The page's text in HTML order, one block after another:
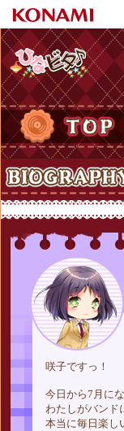
ひなビタ♪
TOP
Biography
咲子ですっ！
今日から7月に
わたしがバンド
本当に毎日楽し